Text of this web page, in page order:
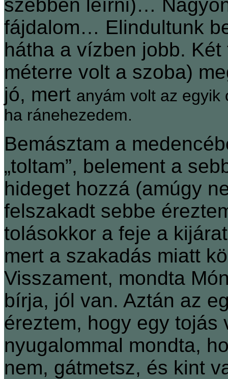
szebben leírni)…
fájdalom… Elindultunk
hátha a vízben jobb.
méterre volt a szoba)
jó, mert anyám volt az egyik
ha ránehezedem.
Bemásztam a
„toltam”, belement a
hideget hozzá (amúgy
felszakadt sebbe
tolásokkor a feje a
mert a szakadás miatt
Visszament, mondta
bírja, jól van. Aztán az
éreztem, hogy egy tojás
nyugalommal mondta,
nem, gátmetsz, és kint